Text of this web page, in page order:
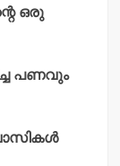
ഒരു
പണവും